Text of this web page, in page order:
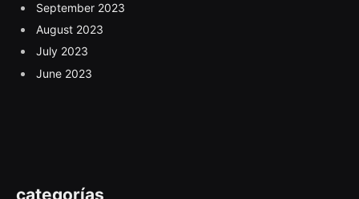
September 2023
August 2023
July 2023
June 2023
categorías